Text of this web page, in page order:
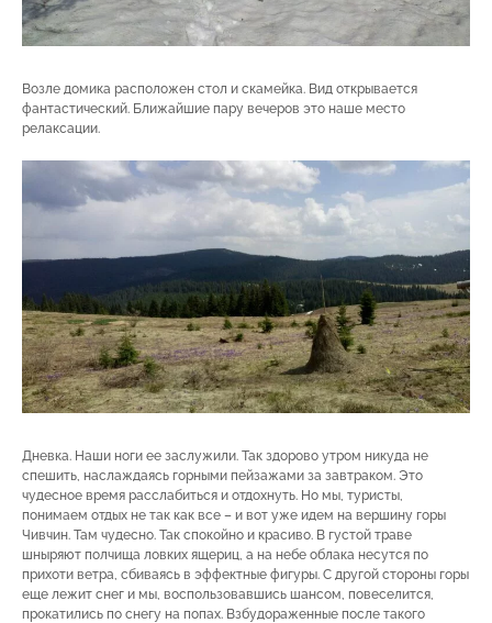
Возле домика расположен стол и скамейка. Вид открывается
фантастический. Ближайшие пару вечеров это наше место
релаксации.
Дневка. Наши ноги ее заслужили. Так здорово утром никуда не
спешить, наслаждаясь горными пейзажами за завтраком. Это
чудесное время расслабиться и отдохнуть. Но мы, туристы,
понимаем отдых не так как все – и вот уже идем на вершину горы
Чивчин. Там чудесно. Так спокойно и красиво. В густой траве
шныряют полчища ловких ящериц, а на небе облака несутся по
прихоти ветра, сбиваясь в эффектные фигуры. С другой стороны горы
еще лежит снег и мы, воспользовавшись шансом, повеселится,
прокатились по снегу на попах. Взбудораженные после такого